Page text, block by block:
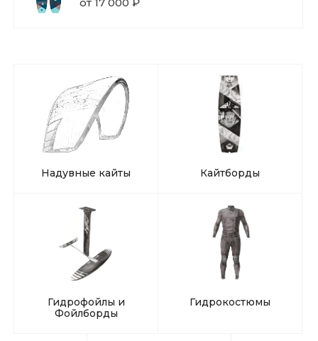
Надувные кайты Кайтборды
Гидрофойлы и
Фойлборды
Гидрокостюмы